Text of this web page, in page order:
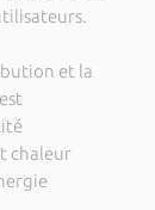
et la
chaleur